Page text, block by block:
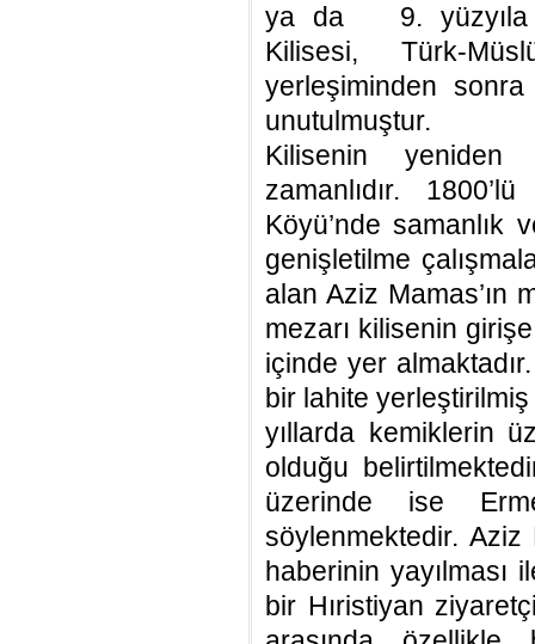
ya da 9. yüzyıla
Kilisesi, Türk-
yerleşiminden
unutulmuştur.
Kilisenin yeniden
zamanlıdır.
Köyü’nde samanlık
genişletilme
alan Aziz Mamas’ın
mezarı kilisenin
içinde yer
bir lahite
yıllarda kemiklerin
olduğu
üzerinde ise
söylenmektedir. Aziz
haberinin yayılması
bir Hıristiyan